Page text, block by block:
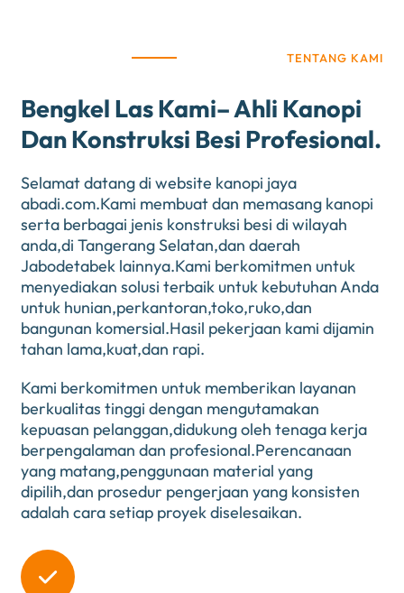
TENTANG KAMI
Bengkel Las Kami– Ahli Kanopi
Dan Konstruksi Besi Profesional.
Selamat datang di website kanopi jaya
abadi.com.Kami membuat dan memasang kanopi
serta berbagai jenis konstruksi besi di wilayah
anda,di Tangerang Selatan,dan daerah
Jabodetabek lainnya.Kami berkomitmen untuk
menyediakan solusi terbaik untuk kebutuhan Anda
untuk hunian,perkantoran,toko,ruko,dan
bangunan komersial.Hasil pekerjaan kami dijamin
tahan lama,kuat,dan rapi.
Kami berkomitmen untuk memberikan layanan
berkualitas tinggi dengan mengutamakan
kepuasan pelanggan,didukung oleh tenaga kerja
berpengalaman dan profesional.Perencanaan
yang matang,penggunaan material yang
dipilih,dan prosedur pengerjaan yang konsisten
adalah cara setiap proyek diselesaikan.
